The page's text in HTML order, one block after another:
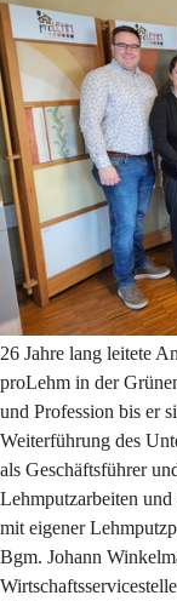
26 Jahre lang leitete
proLehm in der
und Profession bis er
Weiterführung des
als Geschäftsführer
Lehmputzarbeiten
mit eigener
Bgm. Johann